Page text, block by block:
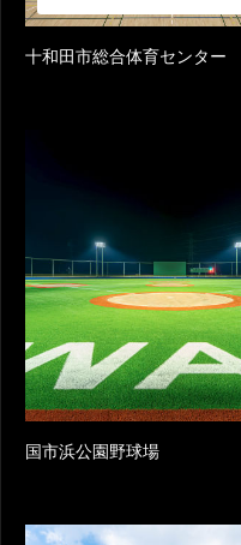
十和田市総合体育センター
国市浜公園野球場